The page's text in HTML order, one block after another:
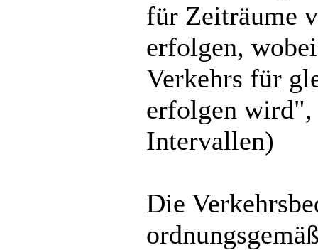
für Zeiträume
erfolgen,
Verkehrs für
erfolgen
Intervallen)
Die